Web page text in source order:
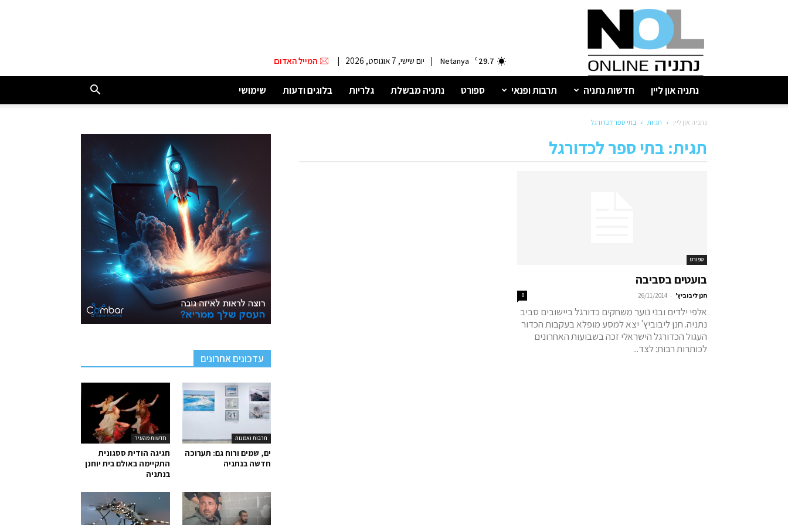
נתניה
29.7
C
Netanya
| יום שישי, 7 אוגוסט, 2026 | המייל האדום
נתניה און ליין חדשות נתניה תרבות ופנאי ספורט נתניה מבשלת גלריות בלוגים ודעות שימושי
נתניה און ליין תגיות בתי ספר לכדורגל
תגית: בתי ספר לכדורגל
ספורט
בועטים בסביבה
חנן ליבוביץ' -
26/11/2014
0
אלפי ילדים ובני נוער משחקים כדורגל ביישובים סביב
נתניה. חנן ליבוביץ' יצא למסע מופלא בעקבות הכדור
העגול הכדורגל הישראלי זכה בשבועות האחרונים
לכותרות רבות: לצד...
עדכונים אחרונים
חדשות מהעיר
חגיגה הודית ססגונית
התקיימה באולם בית יוחנן
בנתניה
תרבות ואמנות
ים, שמים ורוח גם: תערוכה
חדשה בנתניה